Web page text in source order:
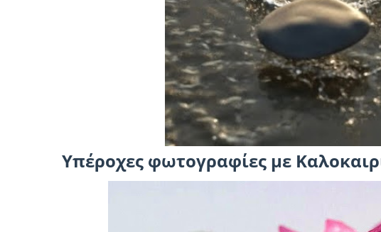
Υπέροχες φωτογραφίες με